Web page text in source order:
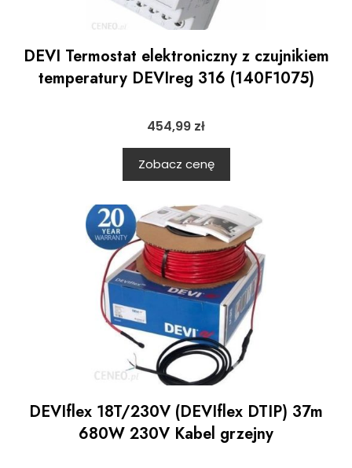
DEVI Termostat elektroniczny z czujnikiem
temperatury DEVIreg 316 (140F1075)
454,99 zł
Zobacz cenę
DEVIflex 18T/230V (DEVIflex DTIP) 37m
680W 230V Kabel grzejny